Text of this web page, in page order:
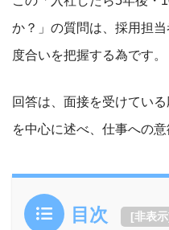
か？」の質問は、採用担
度合いを把握する為です。
回答は、面接を受けてい
を中心に述べ、仕事への
目次 [非表示